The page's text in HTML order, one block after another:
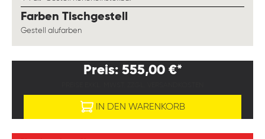
Farben Tischgestell
Gestell alufarben
Preis: 555,00 €*
IN DEN WARENKORB